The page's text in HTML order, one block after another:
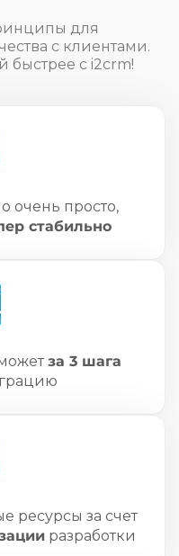
для
с клиентами.
быстрее с i2crm!
очень просто,
стабильно
за 3 шага
ресурсы за счет
разработки